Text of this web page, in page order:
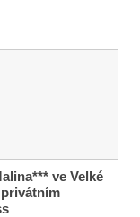
ve Velké